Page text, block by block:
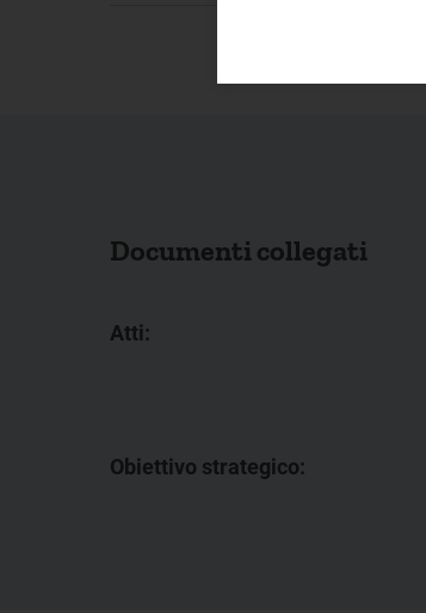
Documenti collegati
Atti:
Obiettivo strategico: